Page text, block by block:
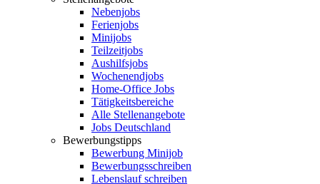
Nebenjobs
Ferienjobs
Minijobs
Teilzeitjobs
Aushilfsjobs
Wochenendjobs
Home-Office Jobs
Tätigkeitsbereiche
Alle Stellenangebote
Jobs Deutschland
Bewerbungstipps
Bewerbung Minijob
Bewerbungsschreiben
Lebenslauf schreiben